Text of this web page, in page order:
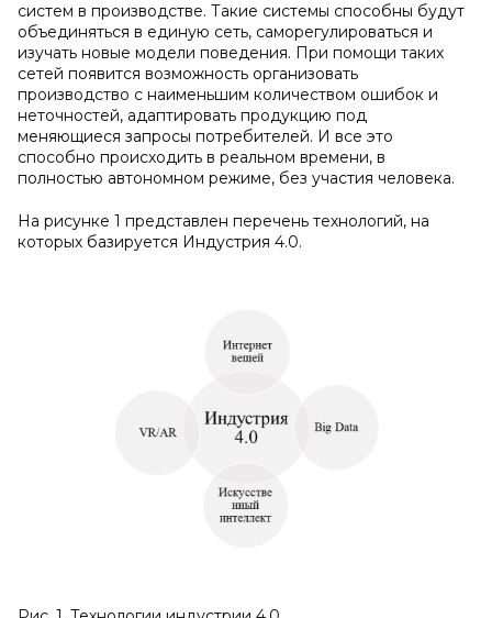
систем в производстве. Такие системы способны будут
объединяться в единую сеть, саморегулироваться и
изучать новые модели поведения. При помощи таких
сетей появится возможность организовать
производство с наименьшим количеством ошибок и
неточностей, адаптировать продукцию под
меняющиеся запросы потребителей. И все это
способно происходить в реальном времени, в
полностью автономном режиме, без участия человека.
На рисунке 1 представлен перечень технологий, на
которых базируется Индустрия 4.0.